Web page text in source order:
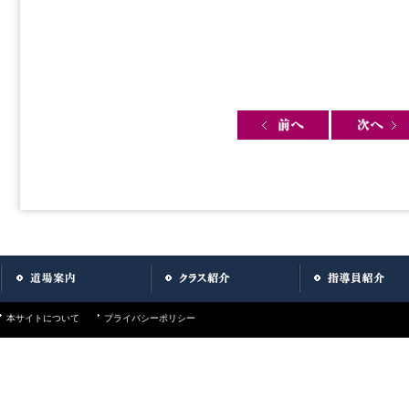
本サイトについて プライバシーポリシー